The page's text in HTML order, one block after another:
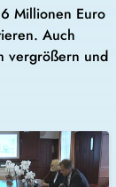
Millionen Euro
Auch
vergrößern und